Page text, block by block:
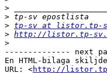
>
>
> tp-sv at listor.tp-
> http://listor.tp-
>
-------------- next
En HTML-bilaga
URL: <http://listor.tp-